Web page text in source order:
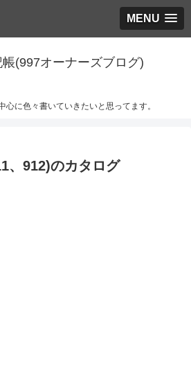
MENU
(997オーナーズブログ)
心に色々書いていきたいと思ってます。
、912)のカタログ